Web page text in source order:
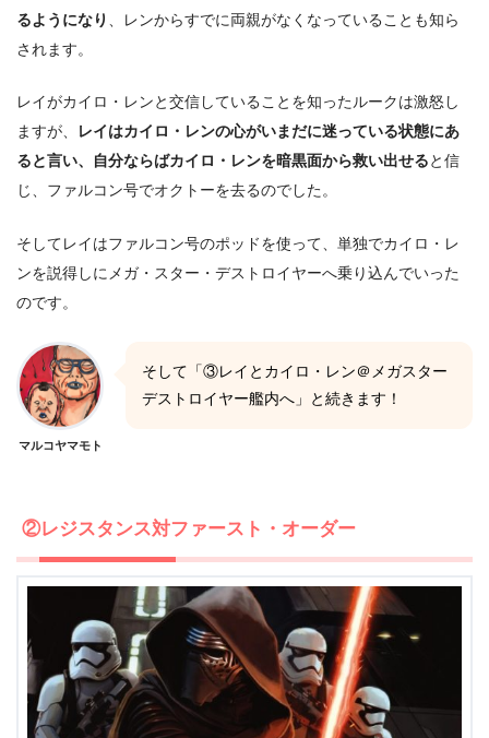
るようになり
、レンからすでに両親がなくなっていることも知ら
されます。
レイがカイロ・レンと交信していることを知ったルークは激怒し
ますが、
レイはカイロ・レンの心がいまだに迷っている状態にあ
ると言い、自分ならばカイロ・レンを暗黒面から救い出せると信
じ、ファルコン号でオクトーを去るのでした。
そしてレイはファルコン号のポッドを使って、単独でカイロ・レ
ンを説得しにメガ・スター・デストロイヤーへ乗り込んでいった
のです。
マルコヤマモト
そして「③レイとカイロ・レン＠メガスター
デストロイヤー艦内へ」と続きます！
②レジスタンス対ファースト・オーダー